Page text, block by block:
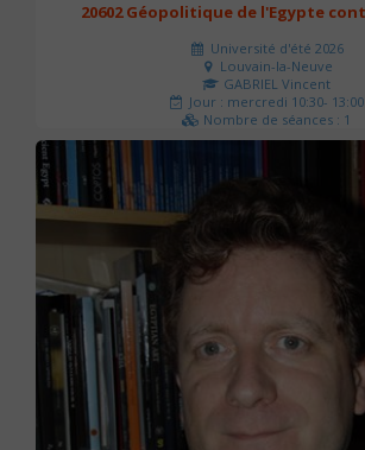
20602 Géopolitique de l'Egypte
Université d'été 2026
Louvain-la-Neuve
GABRIEL Vincent
Jour : mercredi 10:30- 13:00
Nombre de séances : 1
21 €